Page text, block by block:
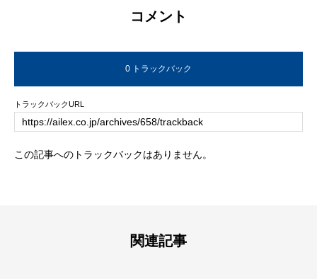
コメント
0 トラックバック
トラックバックURL
この記事へのトラックバックはありません。
関連記事